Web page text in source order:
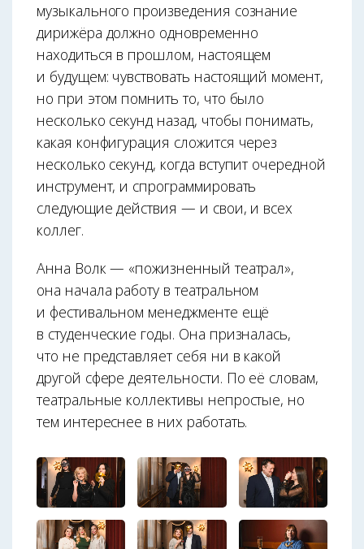
музыкального произведения сознание
дирижёра должно одновременно
находиться в прошлом, настоящем
и будущем: чувствовать настоящий момент,
но при этом помнить то, что было
несколько секунд назад, чтобы понимать,
какая конфигурация сложится через
несколько секунд, когда вступит очередной
инструмент, и спрограммировать
следующие действия — и свои, и всех
коллег.
Анна Волк — «пожизненный театрал»,
она начала работу в театральном
и фестивальном менеджменте ещё
в студенческие годы. Она призналась,
что не представляет себя ни в какой
другой сфере деятельности. По её словам,
театральные коллективы непростые, но
тем интереснее в них работать.